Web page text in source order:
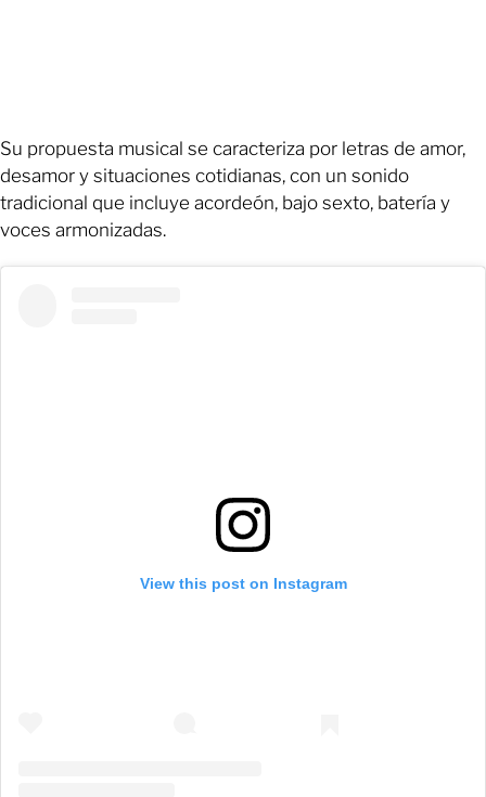
Su propuesta musical se caracteriza por letras de amor,
desamor y situaciones cotidianas, con un sonido
tradicional que incluye acordeón, bajo sexto, batería y
voces armonizadas.
View this post on Instagram